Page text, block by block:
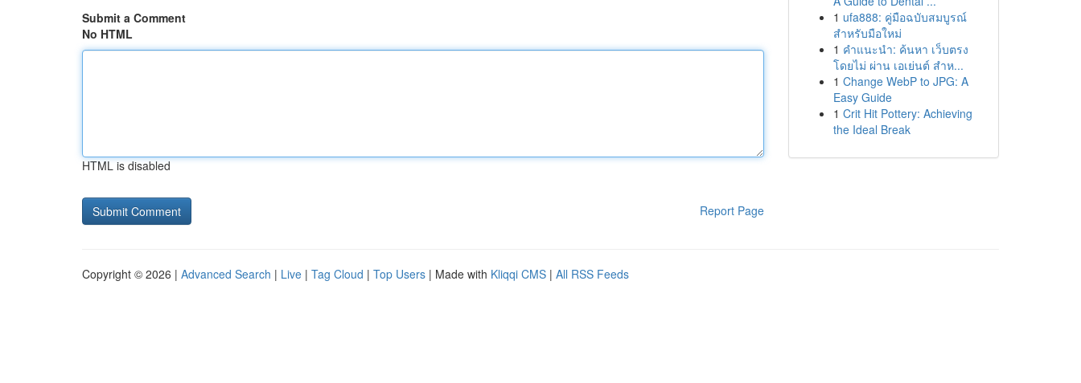
Submit a Comment
No HTML
HTML is disabled
Report Page
1 ufa888: คู่มือฉบับสมบูรณ์
สำหรับมือใหม่
1 คำแนะนำ: ค้นหา เว็บตรง
โดยไม่ ผ่าน เอเย่นต์ สำห...
1 Change WebP to JPG: A
Easy Guide
1 Crit Hit Pottery: Achieving
the Ideal Break
Copyright © 2026 | Advanced Search | Live | Tag Cloud | Top Users | Made with Kliqqi CMS | All RSS Feeds